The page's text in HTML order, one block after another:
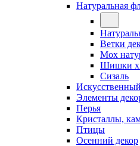
Натуральная
Ветки
Мох
Шишки
Сизаль
Элементы
Перья
Кристаллы,
Птицы
Осенний декор